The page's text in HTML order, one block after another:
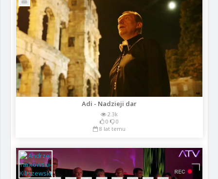
Adi - Nadzieji dar
2.3k
0
0
8 lat temu